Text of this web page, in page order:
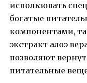
использовать
богатые
компонентами,
экстракт алоэ
позволяют
питательные